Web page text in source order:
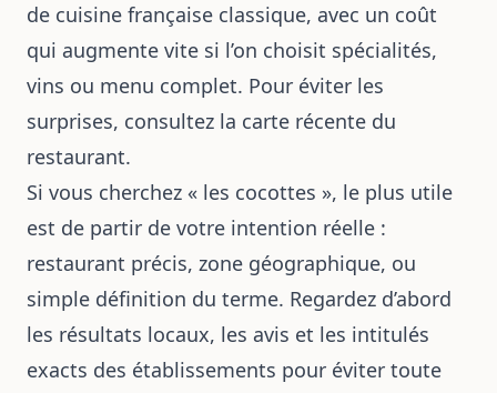
de cuisine française classique, avec un coût
qui augmente vite si l’on choisit spécialités,
vins ou menu complet. Pour éviter les
surprises, consultez la carte récente du
restaurant.
Si vous cherchez « les cocottes », le plus utile
est de partir de votre intention réelle :
restaurant précis, zone géographique, ou
simple définition du terme. Regardez d’abord
les résultats locaux, les avis et les intitulés
exacts des établissements pour éviter toute